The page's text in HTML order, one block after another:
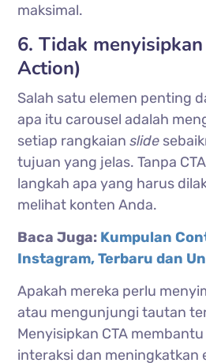
maksimal.
6. Tidak
Action)
Salah satu elemen penting
apa itu carousel adalah
setiap rangkaianslide
tujuan yang jelas. Tanpa
langkah apa yang harus
melihat konten Anda.
Baca Juga: Kumpulan
Instagram, Terbaru dan
Apakah mereka perlu
atau mengunjungi tautan
Menyisipkan CTA
interaksi dan meningkatkan